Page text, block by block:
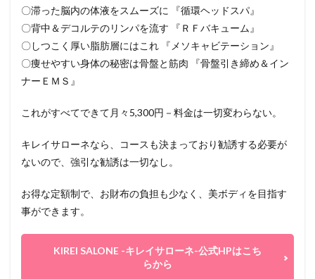
〇滞った脳内の体液をスムーズに 『循環ヘッドスパ』
〇背中＆デコルテのリンパを流す 『ＲＦバキューム』
〇しつこく厚い脂肪層にはこれ 『メソキャビテーション』
〇痩せやすい身体の秘密は骨盤と筋肉 『骨盤引き締め＆イン
ナーＥＭＳ』
これがすべてできて月々5,300円－料金は一切変わらない。
キレイサローネなら、コースも決まっており勧誘する必要が
ないので、強引な勧誘は一切なし。
お得な定額制で、お財布の負担も少なく、美ボディを目指す
事ができます。
KIREI SALONE -キレイサローネ-公式HPはこち
らから